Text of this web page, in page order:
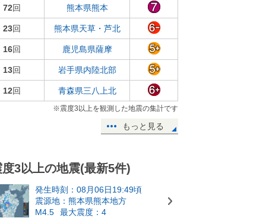
72回 熊本県熊本
23回 熊本県天草・芦北
16回 鹿児島県薩摩
13回 岩手県内陸北部
12回 青森県三八上北
※震度3以上を観測した地震の集計です
もっと見る
度3以上の地震(最新5件)
発生時刻：08月06日19:49頃
震源地：熊本県熊本地方
M4.5
最大震度：4